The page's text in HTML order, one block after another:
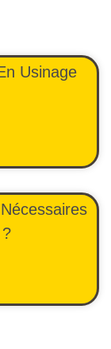
Usinage